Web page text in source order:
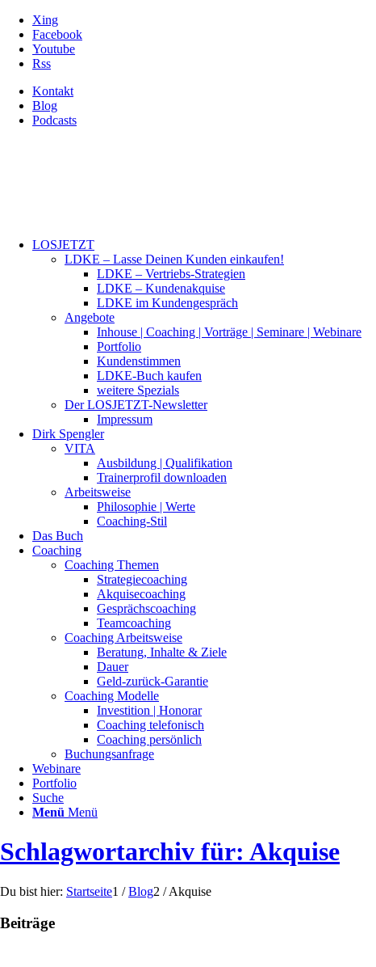
Xing
Facebook
Youtube
Rss
Kontakt
Blog
Podcasts
LOSJETZT
LDKE – Lasse Deinen Kunden einkaufen!
LDKE – Vertriebs-Strategien
LDKE – Kundenakquise
LDKE im Kundengespräch
Angebote
Inhouse | Coaching | Vorträge | Seminare | Webinare
Portfolio
Kundenstimmen
LDKE-Buch kaufen
weitere Spezials
Der LOSJETZT-Newsletter
Impressum
Dirk Spengler
VITA
Ausbildung | Qualifikation
Trainerprofil downloaden
Arbeitsweise
Philosophie | Werte
Coaching-Stil
Das Buch
Coaching
Coaching Themen
Strategiecoaching
Akquisecoaching
Gesprächscoaching
Teamcoaching
Coaching Arbeitsweise
Beratung, Inhalte & Ziele
Dauer
Geld-zurück-Garantie
Coaching Modelle
Investition | Honorar
Coaching telefonisch
Coaching persönlich
Buchungsanfrage
Webinare
Portfolio
Suche
Menü Menü
Schlagwortarchiv für: Akquise
Du bist hier: Startseite1 / Blog2 / Akquise
Beiträge